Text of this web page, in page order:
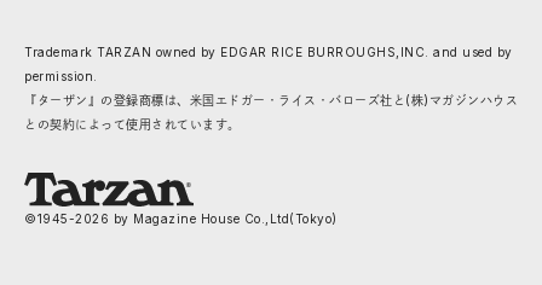
Trademark TARZAN owned by EDGAR RICE BURROUGHS,INC. and used by
permission.
『ターザン』の登録商標は、米国エドガー・ライス・バローズ社と(株)マガジンハウス
との契約によって使用されています。
©1945-2026 by Magazine House Co.,Ltd(Tokyo)